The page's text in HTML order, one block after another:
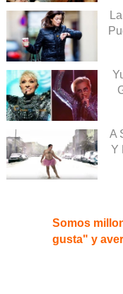
A
Y
Somos
gusta" y